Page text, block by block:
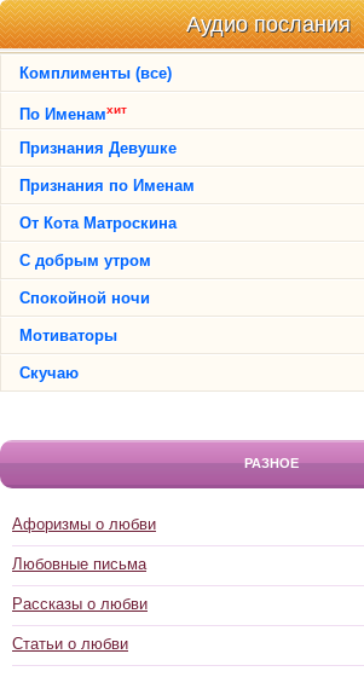
Аудио послания
Комплименты (все)
По Именамхит
Признания Девушке
Признания по Именам
От Кота Матроскина
С добрым утром
Спокойной ночи
Мотиваторы
Скучаю
РАЗНОЕ
Афоризмы о любви
Любовные письма
Рассказы о любви
Статьи о любви